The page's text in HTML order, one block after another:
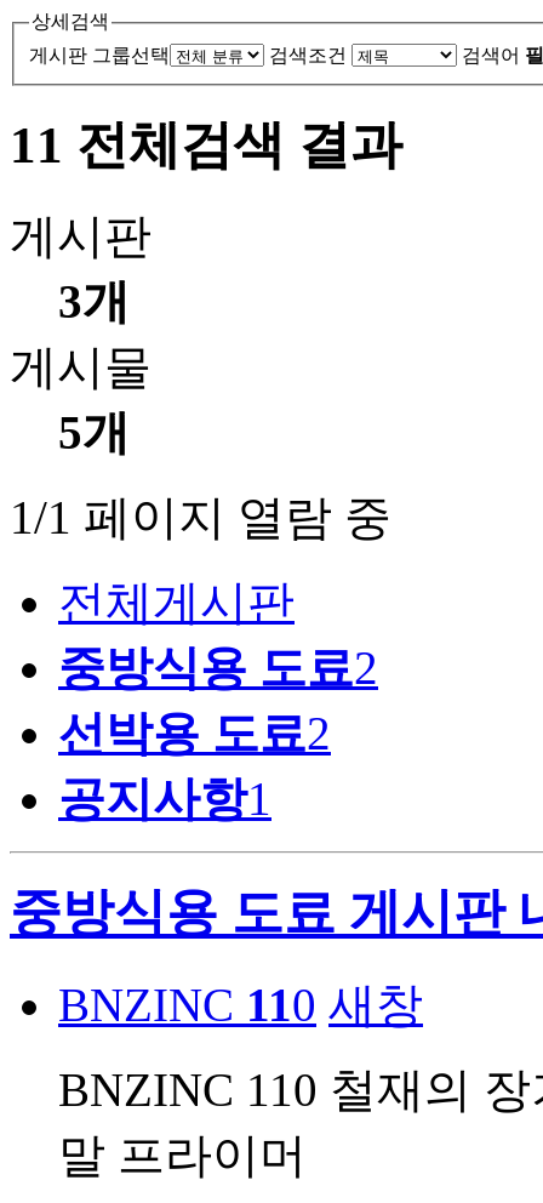
상세검색
게시판 그룹선택
검색조건 검색어
11 전체검색 결과
게시판
3개
게시물
5개
1/1 페이지 열람 중
전체게시판
중방식용 도료2
선박용 도료2
공지사항1
중방식용 도료 게시판
BNZINC 110 새창
BNZINC 110 철재의
말 프라이머